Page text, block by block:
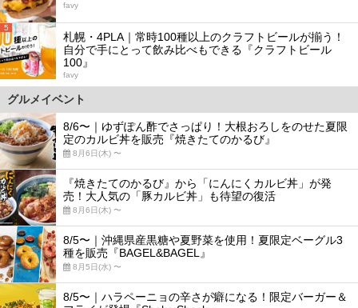
favy
5
札幌・4PLA｜常時100種以上のクラフトビールが揃う！
自分で手にとって飲み比べもできる『クラフトビール
100』
favy
グルメイベント
8/6〜｜ゆずぽん酢でさっぱり！大根おろしをのせた夏限
定のカルビ丼を販売『焼きたてのかるび』
8月6日(木) 〜
『焼きたてのかるび』から「にんにくカルビ丼」が発
売！大人気の「豚カルビ丼」も待望の復活
8月6日(木) 〜
8/5〜｜沖縄県産黒糖や夏野菜を使用！夏限定ベーグル3
種を販売『BAGEL&BAGEL』
8月5日(水) 〜
8/5〜｜ハラペーニョの辛さが癖になる！限定バーガー＆